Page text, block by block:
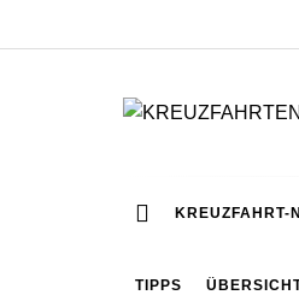
to
KREUZFAHRT-
TIPPS